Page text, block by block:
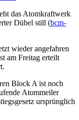
das Atomkraftwerk
Dübel still (bcm-
wieder angefahren
am Freitag erteilt
Block A ist noch
Atommeiler
ursprünglich